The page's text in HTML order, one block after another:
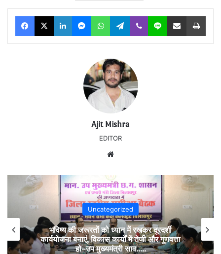
Facebook
X LinkedInMessengerWhatsAppTelegram
Viber Line Share via Email Print
Ajit Mishra
EDITOR
Uncategorized
भविष्य की जरूरतों को ध्यान में रखकर दूरदर्शी
कार्ययोजना बनाएं, विकास कार्यों में तेजी और गुणवत्ता
हो–उप मुख्यमंत्री साव…..